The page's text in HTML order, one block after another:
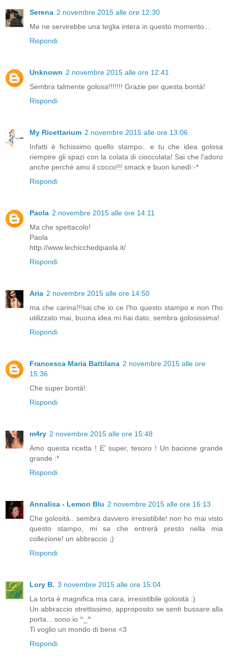
Serena 2 novembre 2015 alle ore 12:30
Me ne servirebbe una teglia intera in questo momento...
Rispondi
Unknown 2 novembre 2015 alle ore 12:41
Sembra talmente golosa!!!!!!! Grazie per questa bontà!
Rispondi
My Ricettarium 2 novembre 2015 alle ore 13:06
Infatti è fichissimo quello stampo.. e tu che idea golosa
riempire gli spazi con la colata di cioccolata! Sai che l'adoro
anche perchè amo il cocco!!! smack e buon lunedì:-*
Rispondi
Paola 2 novembre 2015 alle ore 14:11
Ma che spettacolo!
Paola
http://www.lechicchedipaola.it/
Rispondi
Aria 2 novembre 2015 alle ore 14:50
ma che carina!!!sai che io ce l'ho questo stampo e non l'ho
utilizzato mai, buona idea mi hai dato, sembra golosissima!
Rispondi
Francesca Maria Battilana 2 novembre 2015 alle ore
15:36
Che super bontà!
Rispondi
m4ry 2 novembre 2015 alle ore 15:48
Amo questa ricetta ! E' super, tesoro ! Un bacione grande
grande :*
Rispondi
Annalisa - Lemon Blu 2 novembre 2015 alle ore 16:13
Che golosità.. sembra davvero irresistibile! non ho mai visto
questo stampo, mi sa che entrerà presto nella mia
collezione! un abbraccio ;)
Rispondi
Lory B. 3 novembre 2015 alle ore 15:04
La torta è magnifica mia cara, irresistibile golosità :)
Un abbraccio strettissimo, approposito se senti bussare alla
porta... sono io ^_^
Ti voglio un mondo di bene <3
Rispondi